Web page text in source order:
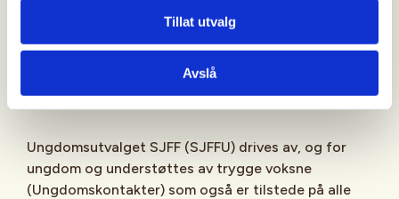
Tillat utvalg
Avslå
SJFFUpå Instagram
TikTokog vår egenpodcastpå din favoritt-
Ungdomsutvalget SJFF (SJFFU) drives av, og for
ungdom og understøttes av trygge voksne
(Ungdomskontakter) som også er tilstede på alle